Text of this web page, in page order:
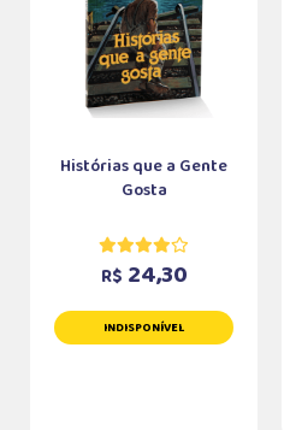
Histórias que a Gente
Gosta
R$ 24,30
INDISPONÍVEL